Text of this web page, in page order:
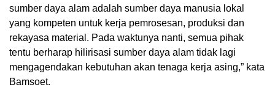
sumber daya alam adalah sumber daya manusia lokal
yang kompeten untuk kerja pemrosesan, produksi dan
rekayasa material. Pada waktunya nanti, semua pihak
tentu berharap hilirisasi sumber daya alam tidak lagi
mengagendakan kebutuhan akan tenaga kerja asing,” kata
Bamsoet.